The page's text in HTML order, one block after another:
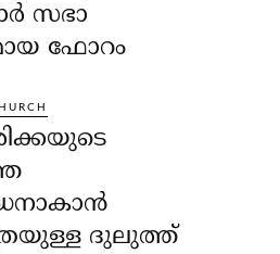
സഭാ
ഫോറം
ദുലുത്ത്